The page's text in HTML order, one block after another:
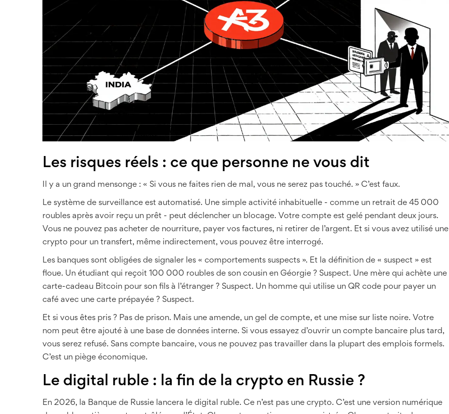
Les risques réels : ce que personne ne vous dit
Il y a un grand mensonge : « Si vous ne faites rien de mal, vous ne serez pas touché. » C’est faux.
Le système de surveillance est automatisé. Une simple activité inhabituelle - comme un retrait de 45 000
roubles après avoir reçu un prêt - peut déclencher un blocage. Votre compte est gelé pendant deux jours.
Vous ne pouvez pas acheter de nourriture, payer vos factures, ni retirer de l’argent. Et si vous avez utilisé une
crypto pour un transfert, même indirectement, vous pouvez être interrogé.
Les banques sont obligées de signaler les « comportements suspects ». Et la définition de « suspect » est
floue. Un étudiant qui reçoit 100 000 roubles de son cousin en Géorgie ? Suspect. Une mère qui achète une
carte-cadeau Bitcoin pour son fils à l’étranger ? Suspect. Un homme qui utilise un QR code pour payer un
café avec une carte prépayée ? Suspect.
Et si vous êtes pris ? Pas de prison. Mais une amende, un gel de compte, et une mise sur liste noire. Votre
nom peut être ajouté à une base de données interne. Si vous essayez d’ouvrir un compte bancaire plus tard,
vous serez refusé. Sans compte bancaire, vous ne pouvez pas travailler dans la plupart des emplois formels.
C’est un piège économique.
Le digital ruble : la fin de la crypto en Russie ?
En 2026, la Banque de Russie lancera le digital ruble. Ce n’est pas une crypto. C’est une version numérique